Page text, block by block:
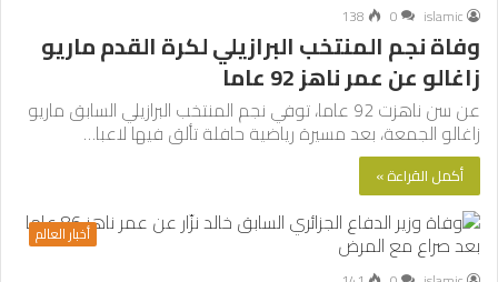
islamic
0
138
وفاة نجم المنتخب البرازيلي لكرة القدم ماريو
زاغالو عن عمر ناهز 92 عاما
عن سن ناهزت 92 عاما، توفي نجم المنتخب البرازيلي السابق ماريو
زاغالو الجمعة، بعد مسيرة رياضية حافلة تألق فيها لاعبا…
أكمل القراءة »
أخبار العالم